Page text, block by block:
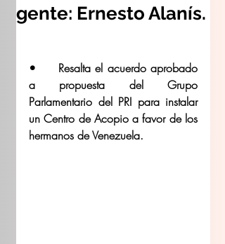
gente: Ernesto Alanís.
•	Resalta el acuerdo aprobado
a propuesta del Grupo
Parlamentario del PRI para instalar
un Centro de Acopio a favor de los
hermanos de Venezuela.